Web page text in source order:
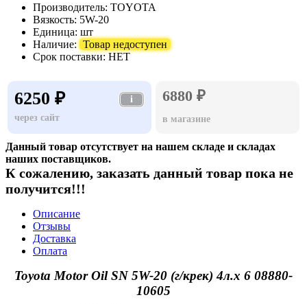
Производитель: TOYOTA
Вязкость: 5W-20
Единица: шт
Наличие: Товар недоступен
Срок поставки: НЕТ
6250 ₽
i
через сайт
6880 ₽
в магазине
Данный товар отсутствует на нашем складе и складах
наших поставщиков.
К сожалению, заказать данный товар пока не
получится!!!
Описание
Отзывы
Доставка
Оплата
Toyota Motor Oil SN 5W-20 (г/крек) 4л.х 6 08880-
10605